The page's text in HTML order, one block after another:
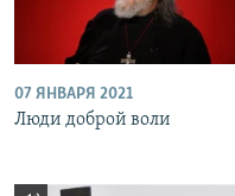
07 ЯНВАРЯ 2021
Люди доброй воли